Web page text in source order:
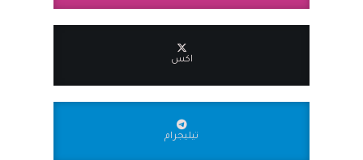
اكس
تيليجرام